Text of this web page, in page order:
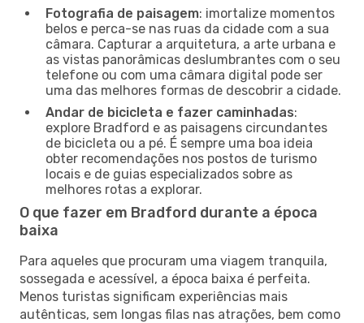
Fotografia de paisagem: imortalize momentos
belos e perca-se nas ruas da cidade com a sua
câmara. Capturar a arquitetura, a arte urbana e
as vistas panorâmicas deslumbrantes com o seu
telefone ou com uma câmara digital pode ser
uma das melhores formas de descobrir a cidade.
Andar de bicicleta e fazer caminhadas:
explore Bradford e as paisagens circundantes
de bicicleta ou a pé. É sempre uma boa ideia
obter recomendações nos postos de turismo
locais e de guias especializados sobre as
melhores rotas a explorar.
O que fazer em Bradford durante a época
baixa
Para aqueles que procuram uma viagem tranquila,
sossegada e acessível, a época baixa é perfeita.
Menos turistas significam experiências mais
autênticas, sem longas filas nas atrações, bem como